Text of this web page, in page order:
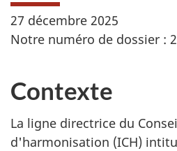
27 décembre 2025
Notre numéro de dossier :
Contexte
La ligne directrice du
d'harmonisation (ICH)